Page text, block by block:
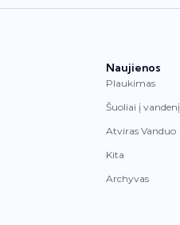
Naujienos
Plaukimas
Šuoliai į vandenį
Atviras Vanduo
Kita
Archyvas